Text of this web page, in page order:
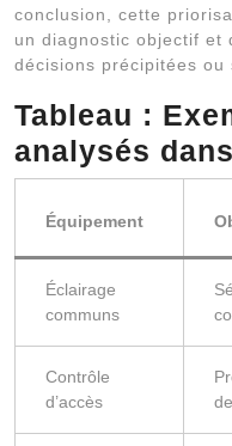
conclusion, cette
un diagnostic objectif et
décisions précipitées ou
Tableau :
analysés
Équipement
Éclairage
communs
Contrôle
d’accès